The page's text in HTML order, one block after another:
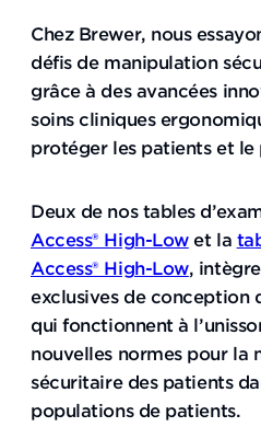
Chez Brewer, nous
défis de manipulation
grâce à des avancées
soins cliniques
protéger les patients et le
Deux de nos tables
Access® High-Lowet la
Access® High-Low,
exclusives de conception
qui fonctionnent à
nouvelles normes pour la
sécuritaire des patients
populations de patients.